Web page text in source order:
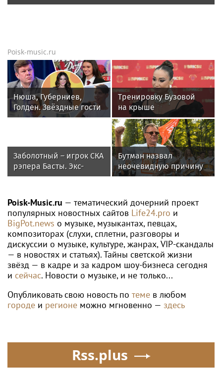
Poisk-music.ru
Нюша, Губерниев,
Голден. Звёздные гости
«Дня физкультурника»
Тренировку Бузовой
на крыше
в тридцатиградусную
жару сняли на видео
Заболотный – игрок СКА
рэпера Басты. Экс-
форвард «Спартака»
тысяч в месяц
Бутман назвал
неочевидную причину
отказа иностранных
в РФ
Poisk-Music.ru — тематический дочерний проект
популярных новостных сайтов Life24.pro и
BigPot.news о музыке, музыкантах, певцах,
композиторах (слухи, сплетни, разговоры и
дискуссии о музыке, культуре, жанрах, VIP-скандалы
— в новостях и статьях). Тайны светской жизни
звёзд — в кадре и за кадром шоу-бизнеса сегодня
и сейчас. Новости о музыке, и не только...
Опубликовать свою новость по теме в любом
городе и регионе можно мгновенно — здесь
Rss.plus